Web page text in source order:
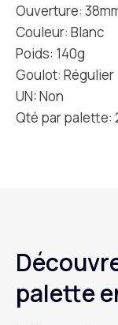
Ouverture:
Couleur: Blanc
Poids: 140g
Goulot: Régulier
UN: Non
Qté par palette:
palette